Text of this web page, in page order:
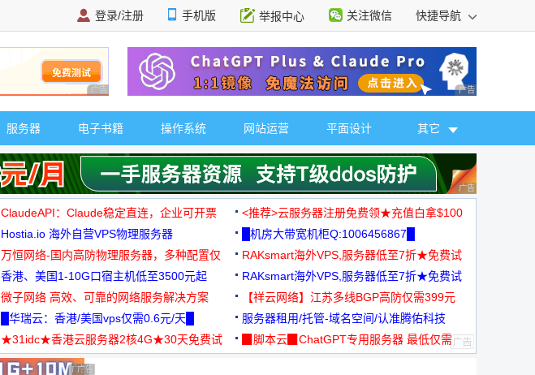
登录/注册 手机版 举报中心 关注微信 快捷导航
广告 商业广告，理性选择 广告 商业广告，理
服务器 电子书籍 操作系统 网站运营 平面设计 其它
广告 商业广告，理
ClaudeAPI：Claude稳定直连，企业可开票
<推荐>云服务器注册免费领★充值白拿$100
Hostia.io 海外自营VPS物理服务器
█机房大带宽机柜Q:1006456867█
万恒网络-国内高防物理服务器，多种配置仅
99元/月起
RAKsmart海外VPS,服务器低至7折★免费试
用★
香港、美国1-10G口宿主机低至3500元起
RAKsmart海外VPS,服务器低至7折★免费试
用★
微子网络 高效、可靠的网络服务解决方案
【祥云网络】江苏多线BGP高防仅需399元
█华瑞云：香港/美国vps仅需0.6元/天█
服务器租用/托管-域名空间/认准腾佑科技
★31idc★香港云服务器2核4G★30天免费试
用◆
▉脚本云▉ChatGPT专用服务器 最低仅需
广告 商业广告，理性选择
广告 商业广告，理性选择